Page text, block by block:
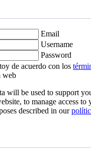
Email
Username
Password
de acuerdo con los
web
will be used to support
to manage access to
described in our